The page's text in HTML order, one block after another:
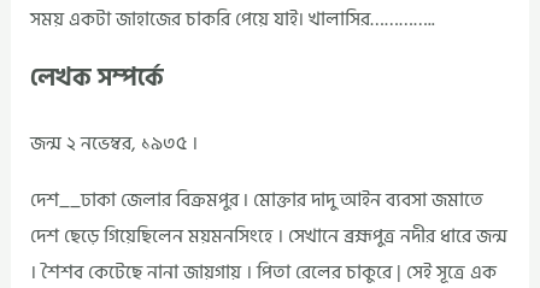
সময় একটা জাহাজের চাকরি পেয়ে যাই। খালাসির…………..
লেখক সম্পর্কে
জন্ম ২ নভেম্বর, ১৯৩৫ ।
দেশ__ঢাকা জেলার বিক্রমপুর ৷ মোক্তার দাদু আইন ব্যবসা জমাতে
দেশ ছেড়ে গিয়েছিলেন ময়মনসিংহে । সেখানে ব্রহ্মপুত্র নদীর ধারে জন্ম
। শৈশব কেটেছে নানা জায়গায় । পিতা রেলের চাকুরে | সেই সূত্রে এক